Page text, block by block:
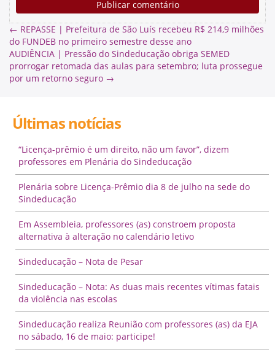
← REPASSE | Prefeitura de São Luís recebeu R$ 214,9 milhões
do FUNDEB no primeiro semestre desse ano
AUDIÊNCIA | Pressão do Sindeducação obriga SEMED
prorrogar retomada das aulas para setembro; luta prossegue
por um retorno seguro →
Últimas notícias
“Licença-prêmio é um direito, não um favor”, dizem
professores em Plenária do Sindeducação
Plenária sobre Licença-Prêmio dia 8 de julho na sede do
Sindeducação
Em Assembleia, professores (as) constroem proposta
alternativa à alteração no calendário letivo
Sindeducação – Nota de Pesar
Sindeducação – Nota: As duas mais recentes vítimas fatais
da violência nas escolas
Sindeducação realiza Reunião com professores (as) da EJA
no sábado, 16 de maio: participe!